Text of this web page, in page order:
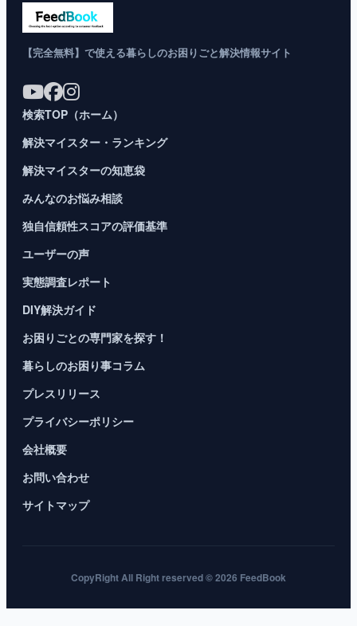
【完全無料】で使える暮らしのお困りごと解決情報サイト
検索TOP（ホーム）
解決マイスター・ランキング
解決マイスターの知恵袋
みんなのお悩み相談
独自信頼性スコアの評価基準
ユーザーの声
実態調査レポート
DIY解決ガイド
お困りごとの専門家を探す！
暮らしのお困り事コラム
プレスリリース
プライバシーポリシー
会社概要
お問い合わせ
サイトマップ
CopyRight All Right reserved © 2026 FeedBook